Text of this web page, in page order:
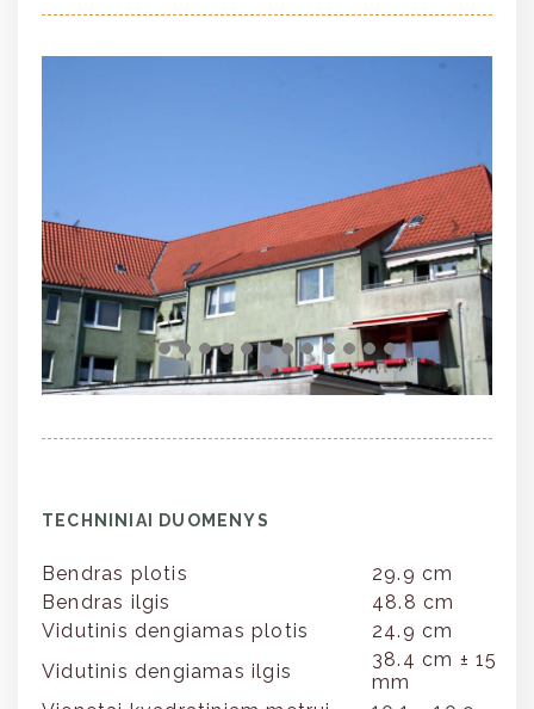
TECHNINIAI DUOMENYS
Bendras plotis
29.9 cm
Bendras ilgis
48.8 cm
Vidutinis dengiamas plotis
24.9 cm
Vidutinis dengiamas ilgis
38.4 cm ± 15
mm